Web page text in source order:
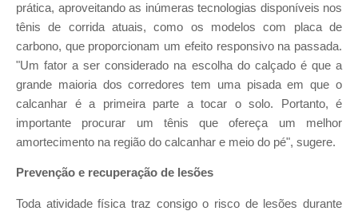
prática, aproveitando as inúmeras tecnologias disponíveis nos
tênis de corrida atuais, como os modelos com placa de
carbono, que proporcionam um efeito responsivo na passada.
"Um fator a ser considerado na escolha do calçado é que a
grande maioria dos corredores tem uma pisada em que o
calcanhar é a primeira parte a tocar o solo. Portanto, é
importante procurar um tênis que ofereça um melhor
amortecimento na região do calcanhar e meio do pé", sugere.
Prevenção e recuperação de lesões
Toda atividade física traz consigo o risco de lesões durante